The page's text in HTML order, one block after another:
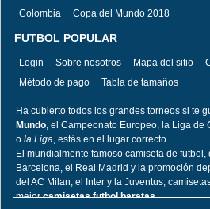
Colombia
Copa del Mundo 2018
FUTBOL POPULAR
Login Sobre nosotros Mapa del sitio
Método de pago
Tabla de tamaños
Ha cubierto todos los grandes torneos si te
Mundo, el Campeonato Europeo, la Liga de
o la Liga, estás en el lugar correcto.
El mundialmente famoso camiseta de
Barcelona, el Real Madrid y la promoción
del AC Milan, el Inter y la Juventus,
mejorcamisetas futbol baratas.